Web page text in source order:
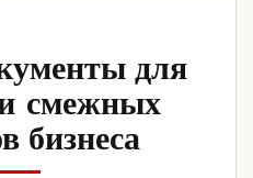
для
смежных
бизнеса